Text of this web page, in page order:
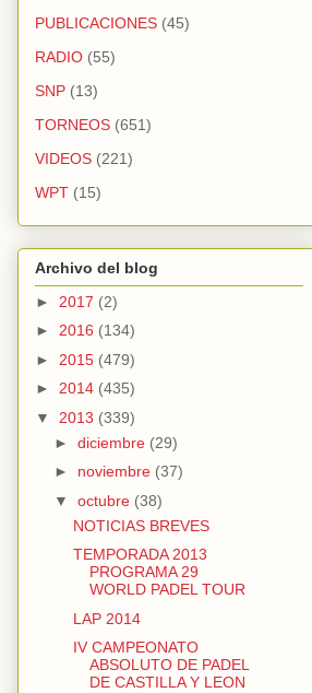
PUBLICACIONES (45)
RADIO (55)
SNP (13)
TORNEOS (651)
VIDEOS (221)
WPT (15)
Archivo del blog
► 2017 (2)
► 2016 (134)
► 2015 (479)
► 2014 (435)
▼ 2013 (339)
► diciembre (29)
► noviembre (37)
▼ octubre (38)
NOTICIAS BREVES
TEMPORADA 2013
PROGRAMA 29
WORLD PADEL TOUR
LAP 2014
IV CAMPEONATO
ABSOLUTO DE PADEL
DE CASTILLA Y LEON